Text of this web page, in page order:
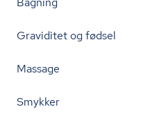
Graviditet og fødsel
Massage
Smykker